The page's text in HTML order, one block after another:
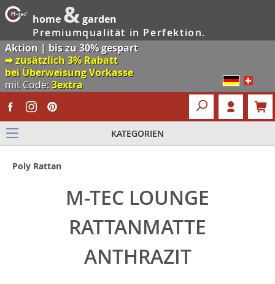
home &garden
Premiumqualität in Perfektion.
Aktion | bis zu 30% gespart
🠮 zusätzlich 3% Rabatt
bei Überweisung Vorkasse
mit Code:3extra
KATEGORIEN
Poly Rattan
M-TEC LOUNGE
RATTANMATTE
ANTHRAZIT